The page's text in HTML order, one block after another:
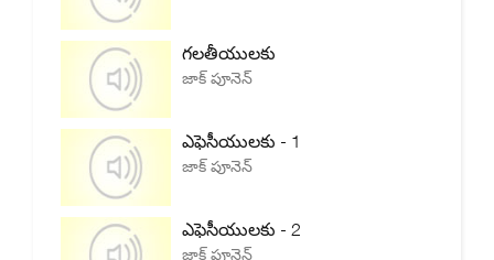
గలతీయులకు
జాక్ పూనెన్
ఎఫెసీయులకు - 1
జాక్ పూనెన్
ఎఫెసీయులకు - 2
జాక్ పూనెన్